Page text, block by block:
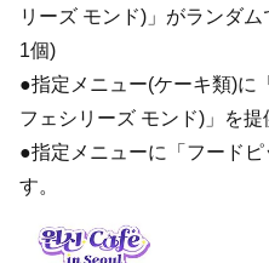
リーズ モンド)」がランダ
1個)
●指定メニュー(ケーキ類)に
フェシリーズ モンド)」を提
●指定メニューに「フード
す。